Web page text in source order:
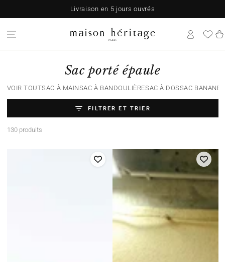
Livraison en 5 jours ouvrés
Collection:
Sac porté épaule
VOIR TOUTSAC À MAINSAC À BANDOULIÈRESAC À DOSSAC BANANE
FILTRER ET TRIER
130 produits